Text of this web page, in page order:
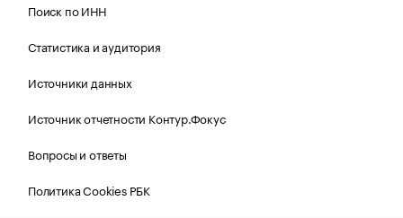
Поиск по ИНН
Статистика и аудитория
Источники данных
Источник отчетности Контур.Фокус
Вопросы и ответы
Политика Cookies РБК